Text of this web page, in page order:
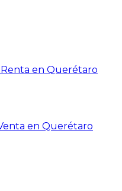
en Querétaro
en Querétaro